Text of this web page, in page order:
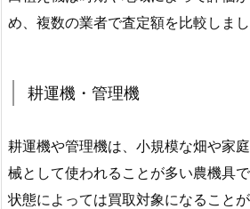
め、複数の業者で査定額を比較しまし
耕運機・管理機
耕運機や管理機は、小規模な畑や家
械として使われることが多い農機具で
状態によっては買取対象になることが